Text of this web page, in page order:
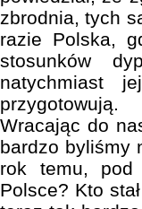
zbrodnia, tych
razie Polska,
stosunków
natychmiast
przygotowują.
Wracając do
bardzo byliśmy
rok temu, pod
Polsce? Kto